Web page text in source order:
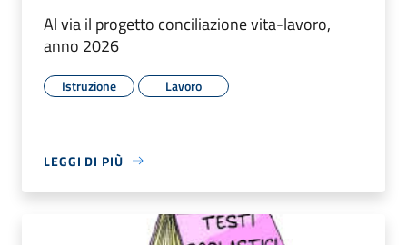
Al via il progetto conciliazione vita-lavoro,
anno 2026
Istruzione Lavoro
LEGGI DI PIÙ